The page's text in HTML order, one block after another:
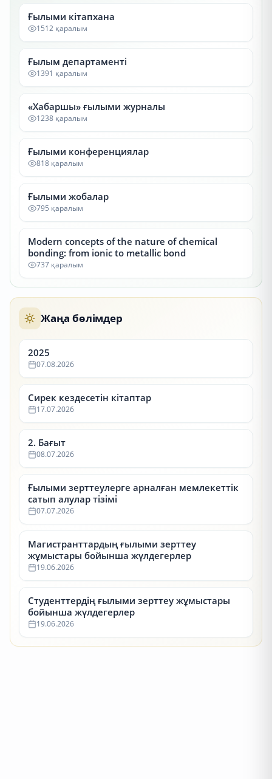
Ғылыми кітапхана
1512 қаралым
Ғылым департаменті
1391 қаралым
«Хабаршы» ғылыми журналы
1238 қаралым
Ғылыми конференциялар
818 қаралым
Ғылыми жобалар
795 қаралым
Modern concepts of the nature of chemical
bonding: from ionic to metallic bond
737 қаралым
Жаңа бөлімдер
2025
07.08.2026
Сирек кездесетін кітаптар
17.07.2026
2. Бағыт
08.07.2026
Ғылыми зерттеулерге арналған мемлекеттік
сатып алулар тізімі
07.07.2026
Магистранттардың ғылыми зерттеу
жұмыстары бойынша жүлдегерлер
19.06.2026
Студенттердің ғылыми зерттеу жұмыстары
бойынша жүлдегерлер
19.06.2026